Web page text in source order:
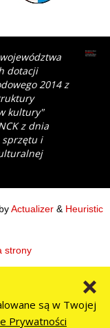
dotacji
2014 z
kultury"
z dnia
sprzętu i
Actualizer & Heuristic
strony
są w Twojej
Prywatności